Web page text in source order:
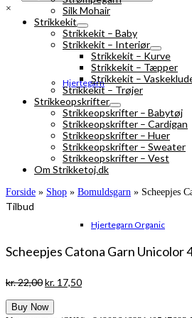
Hjertegarn
Hjertegarn Organic
×
Silk Mohair
Strikkekit
Strikkekit – Baby
Strikkekit – Interiør
Strikkekit – Kurve
Strikkekit – Tæpper
Strikkekit –
Strikkekit – Trøjer
Strikkeopskrifter
Strikkeopskrifter – Babytøj
Strikkeopskrifter – Cardigan
Strikkeopskrifter – Huer
Strikkeopskrifter – Sweater
Strikkeopskrifter – Vest
Om Strikketoj.dk
Forside » Shop » Bomuldsgarn » Scheepjes
Tilbud
Scheepjes Catona Garn Unicolor
kr.22,00Den
pris
kr. 17,50Den
Buy Now